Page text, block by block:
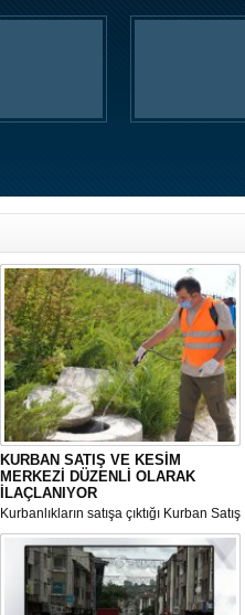
KURBAN SATIŞ VE KESİM
MERKEZİ DÜZENLİ OLARAK
İLAÇLANIYOR
Kurbanlıkların satışa çıktığı Kurban Satış
ve Kesim Merkezi, haşere ve
mikropların önüne geçilmesi amacıyla
her gün Gölbaşı Belediyesi ekipleri
tarafından düzenli olarak ilaçlanıyor.